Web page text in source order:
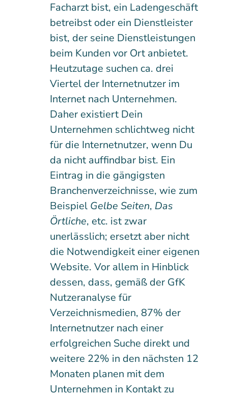
Facharzt bist, ein Ladengeschäft
betreibst oder ein Dienstleister
bist, der seine Dienstleistungen
beim Kunden vor Ort anbietet.
Heutzutage suchen ca. drei
Viertel der Internetnutzer im
Internet nach Unternehmen.
Daher existiert Dein
Unternehmen schlichtweg nicht
für die Internetnutzer, wenn Du
da nicht auffindbar bist. Ein
Eintrag in die gängigsten
Branchenverzeichnisse, wie zum
Beispiel Gelbe Seiten, Das
Örtliche, etc. ist zwar
unerlässlich; ersetzt aber nicht
die Notwendigkeit einer eigenen
Website. Vor allem in Hinblick
dessen, dass, gemäß der GfK
Nutzeranalyse für
Verzeichnismedien, 87% der
Internetnutzer nach einer
erfolgreichen Suche direkt und
weitere 22% in den nächsten 12
Monaten planen mit dem
Unternehmen in Kontakt zu